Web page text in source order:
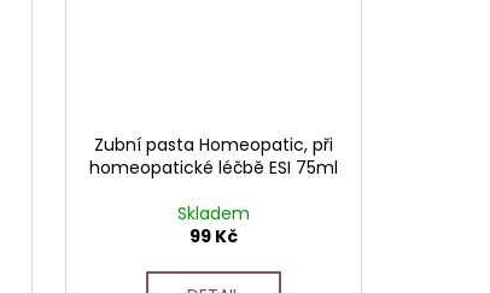
Zubní pasta Homeopatic, při
homeopatické léčbě ESI 75ml
Skladem
99 Kč